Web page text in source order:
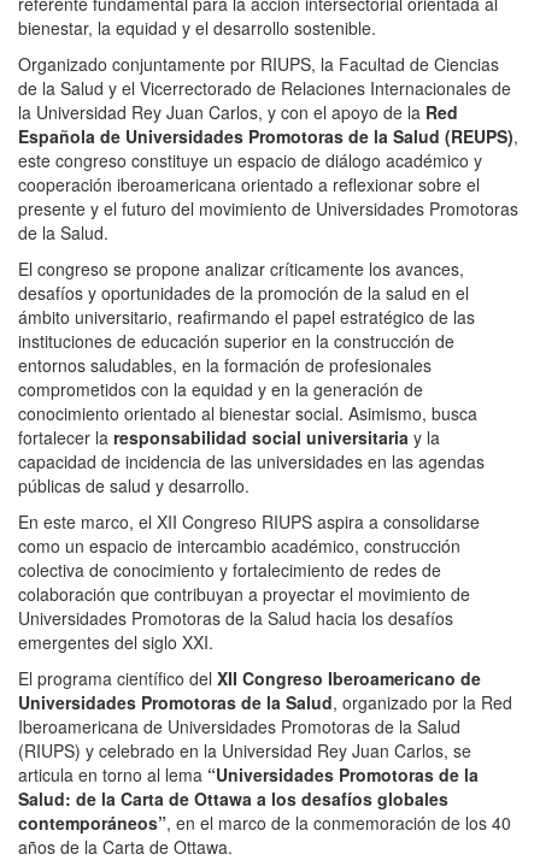
bienestar, la equidad y el desarrollo sostenible.
Organizado conjuntamente por RIUPS, la Facultad de Ciencias
de la Salud y el Vicerrectorado de Relaciones Internacionales de
la Universidad Rey Juan Carlos, y con el apoyo de la Red
Española de Universidades Promotoras de la Salud (REUPS),
este congreso constituye un espacio de diálogo académico y
cooperación iberoamericana orientado a reflexionar sobre el
presente y el futuro del movimiento de Universidades Promotoras
de la Salud.
El congreso se propone analizar críticamente los avances,
desafíos y oportunidades de la promoción de la salud en el
ámbito universitario, reafirmando el papel estratégico de las
instituciones de educación superior en la construcción de
entornos saludables, en la formación de profesionales
comprometidos con la equidad y en la generación de
conocimiento orientado al bienestar social. Asimismo, busca
fortalecer la responsabilidad social universitaria y la
capacidad de incidencia de las universidades en las agendas
públicas de salud y desarrollo.
En este marco, el XII Congreso RIUPS aspira a consolidarse
como un espacio de intercambio académico, construcción
colectiva de conocimiento y fortalecimiento de redes de
colaboración que contribuyan a proyectar el movimiento de
Universidades Promotoras de la Salud hacia los desafíos
emergentes del siglo XXI.
El programa científico del XII Congreso Iberoamericano de
Universidades Promotoras de la Salud, organizado por la Red
Iberoamericana de Universidades Promotoras de la Salud
(RIUPS) y celebrado en la Universidad Rey Juan Carlos, se
articula en torno al lema “Universidades Promotoras de la
Salud: de la Carta de Ottawa a los desafíos globales
contemporáneos”, en el marco de la conmemoración de los 40
años de la Carta de Ottawa.